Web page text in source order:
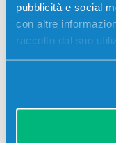
pubblicità e social
con altre
raccolto dal suo
Cartuccia
GRIGIO
Cartuccia
Stampanti: Hp